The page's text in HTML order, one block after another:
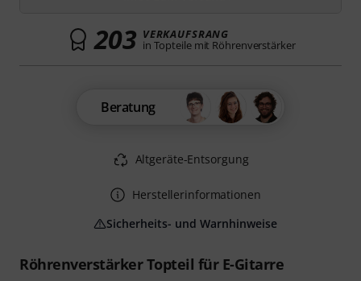
Röhrenverstärker Topteil für E-Gitarre
203 VERKAUFSRANG
in Topteile mit Röhrenverstärker
Beratung
Altgeräte-Entsorgung
Herstellerinformationen
Sicherheits- und Warnhinweise